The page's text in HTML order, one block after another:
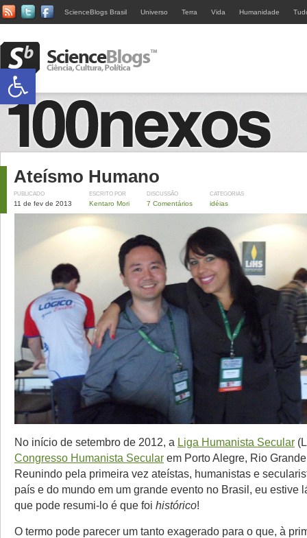
ScienceBlogs Brasil Universo Terra Vida Humanidade
Ateísmo Humano
PUBLICADO
11 de fev de 2013
ESCRITO POR
Kentaro Mori
DISCUSSÃO
7 Comentários
CATEGORIAS
idéias
No início de setembro de 2012, a Liga Humanista Secular
Congresso Humanista Secular em Porto Alegre, Rio
Reunindo pela primeira vez ateístas, humanistas e
país e do mundo em um grande evento no Brasil, eu estive
que pode resumi-lo é que foi histórico!
O termo pode parecer um tanto exagerado para o que, à
Abrir a barra de ferramentas